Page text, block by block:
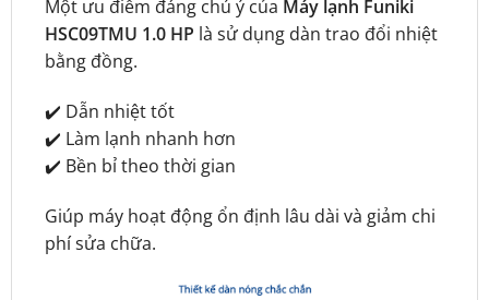
Một ưu điểm đáng chú ý của Máy lạnh Funiki
HSC09TMU 1.0 HP là sử dụng dàn trao đổi nhiệt
bằng đồng.
✔️ Dẫn nhiệt tốt
✔️ Làm lạnh nhanh hơn
✔️ Bền bỉ theo thời gian
Giúp máy hoạt động ổn định lâu dài và giảm chi
phí sửa chữa.